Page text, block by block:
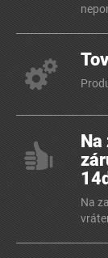
Na
Na